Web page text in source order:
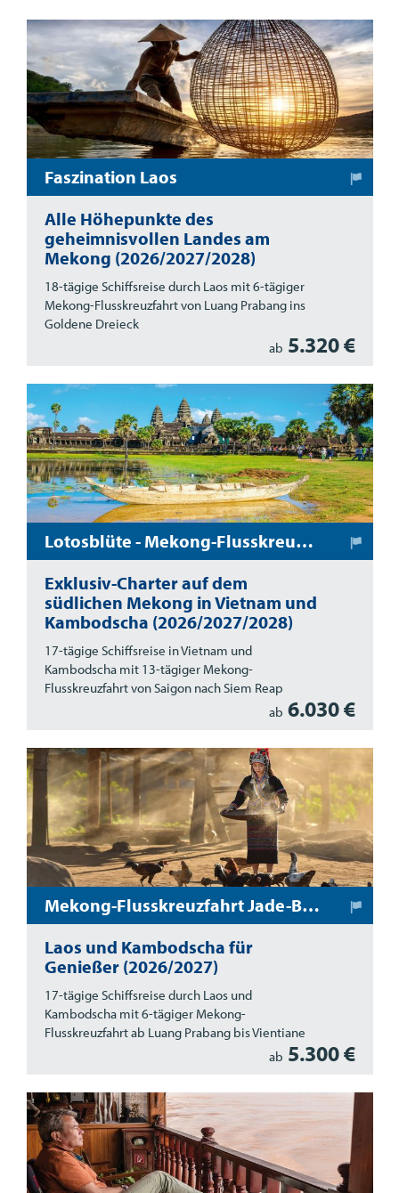
Faszination Laos
Alle Höhepunkte des
geheimnisvollen Landes am
Mekong (2026/2027/2028)
18-tägige Schiffsreise durch Laos mit 6-tägiger
Mekong-Flusskreuzfahrt von Luang Prabang ins
Goldene Dreieck
ab 5.320 €
Lotosblüte - Mekong-Flusskreuzfahrt in Vietnam und Kambodscha
Exklusiv-Charter auf dem
südlichen Mekong in Vietnam und
Kambodscha (2026/2027/2028)
17-tägige Schiffsreise in Vietnam und
Kambodscha mit 13-tägiger Mekong-
Flusskreuzfahrt von Saigon nach Siem Reap
ab 6.030 €
Mekong-Flusskreuzfahrt Jade-Buddha
Laos und Kambodscha für
Genießer (2026/2027)
17-tägige Schiffsreise durch Laos und
Kambodscha mit 6-tägiger Mekong-
Flusskreuzfahrt ab Luang Prabang bis Vientiane
ab 5.300 €